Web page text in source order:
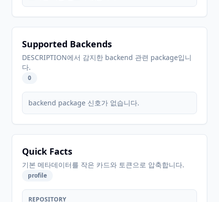
Supported Backends
DESCRIPTION에서 감지한 backend 관련 package입니
다.
0
backend package 신호가 없습니다.
Quick Facts
기본 메타데이터를 작은 카드와 토큰으로 압축합니다.
profile
REPOSITORY